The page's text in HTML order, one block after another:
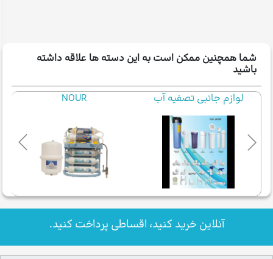
شما همچنین ممکن است به این دسته ها علاقه داشته
باشید
لوازم جانبی تصفیه آب
NOUR
آنلاین خرید کنید، اقساطی پرداخت کنید.